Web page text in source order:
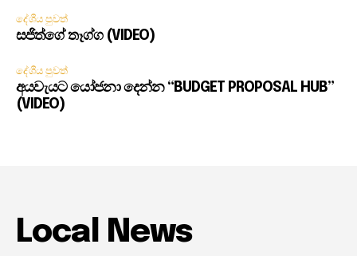
දේශීය පුවත්
සජිත්ගේ තෑග්ග (VIDEO)
දේශීය පුවත්
අයවැයට යෝජනා දෙන්න “BUDGET PROPOSAL HUB”
(VIDEO)
Local News